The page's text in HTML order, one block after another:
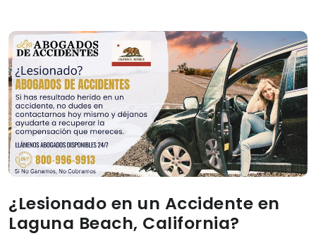
¿Lesionado en un Accidente en
Laguna Beach, California?